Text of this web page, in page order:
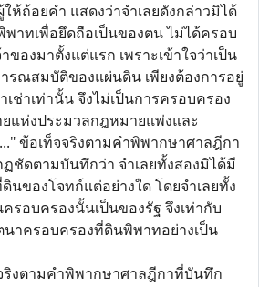
ห้ถ้อยคำ แสดงว่าจำเลยดังกล่าวมิได้
าทเพื่อยึดถือเป็นของตน ไม่ได้ครอบ
ของมาตั้งแต่แรก เพราะเข้าใจว่าเป็น
รณสมบัติของแผ่นดิน เพียงต้องการอยู่
เช่าเท่านั้น จึงไม่เป็นการครอบครอง
แห่งประมวลกฎหมายแพ่งและ
ข้อเท็จจริงตามคำพิพากษาศาลฎีกา
ชัดตามบันทึกว่า จำเลยทั้งสองมิได้มี
นของโจทก์แต่อย่างใด โดยจำเลยทั้ง
รอบครองนั้นเป็นของรัฐ จึงเท่ากับ
นาครอบครองที่ดินพิพาทอย่างเป็น
ามคำพิพากษาศาลฎีกาที่บันทึก